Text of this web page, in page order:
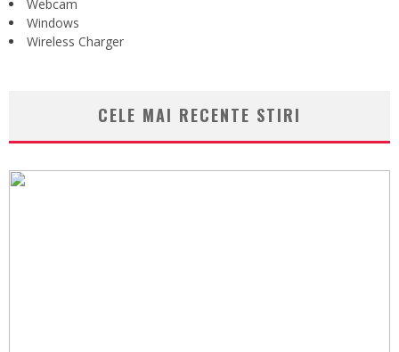
Webcam
Windows
Wireless Charger
CELE MAI RECENTE STIRI